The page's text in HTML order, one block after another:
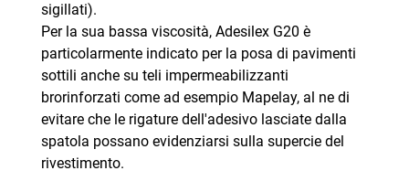
sigillati).
Per la sua bassa viscosità, Adesilex G20 è
particolarmente indicato per la posa di pavimenti
sottili anche su teli impermeabilizzanti
brorinforzati come ad esempio Mapelay, al ne di
evitare che le rigature dell'adesivo lasciate dalla
spatola possano evidenziarsi sulla supercie del
rivestimento.